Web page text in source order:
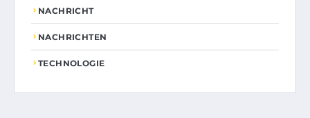
NACHRICHT
NACHRICHTEN
TECHNOLOGIE